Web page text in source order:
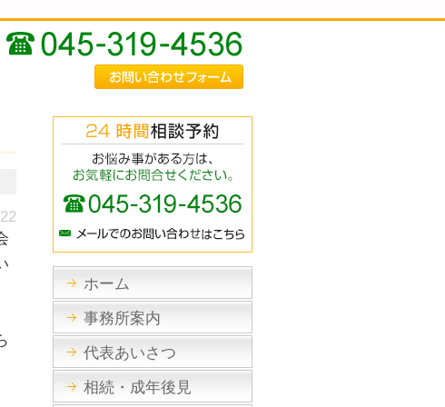
ホーム
事務所案内
代表あいさつ
相続・成年後見